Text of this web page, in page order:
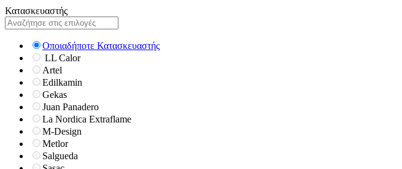
Κατασκευαστής
Οποιαδήποτε Κατασκευαστής
LL Calor
Artel
Edilkamin
Gekas
Juan Panadero
La Nordica Extraflame
M-Design
Metlor
Salgueda